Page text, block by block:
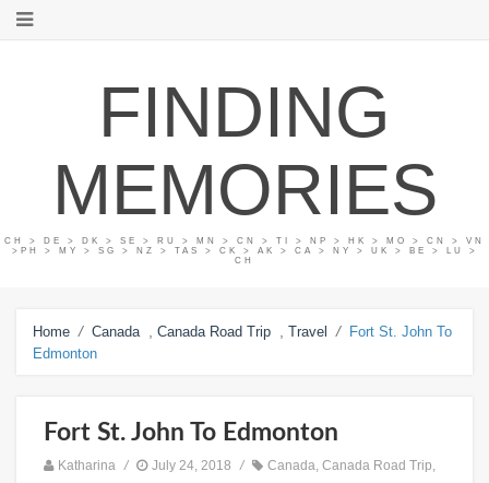
FINDING
MEMORIES
CH > DE > DK > SE > RU > MN > CN > TI > NP > HK > MO > CN > VN
>PH > MY > SG > NZ > TAS > CK > AK > CA > NY > UK > BE > LU >
CH
Home / Canada Canada Road Trip Travel / Fort St. John To
Edmonton
Fort St. John To Edmonton
Katharina / July 24, 2018 / Canada, Canada Road Trip,